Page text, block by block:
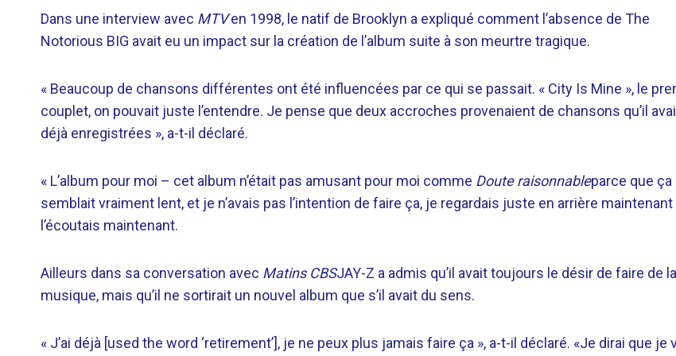
Dans une interview avec MTVen 1998, le natif de Brooklyn a expliqué comment l’absence de The
Notorious BIG avait eu un impact sur la création de l’album suite à son meurtre tragique.
« Beaucoup de chansons différentes ont été influencées par ce qui se passait. « City Is Mine », le
couplet, on pouvait juste l’entendre. Je pense que deux accroches provenaient de chansons qu’il
déjà enregistrées », a-t-il déclaré.
« L’album pour moi – cet album n’était pas amusant pour moi comme Doute raisonnableparce que ça
semblait vraiment lent, et je n’avais pas l’intention de faire ça, je regardais juste en arrière
l’écoutais maintenant.
Ailleurs dans sa conversation avec Matins CBSJAY-Z a admis qu’il avait toujours le désir de faire de la
musique, mais qu’il ne sortirait un nouvel album que s’il avait du sens.
« J’ai déjà [used the word ‘retirement’], je ne peux plus jamais faire ça », a-t-il déclaré. «Je dirai que je